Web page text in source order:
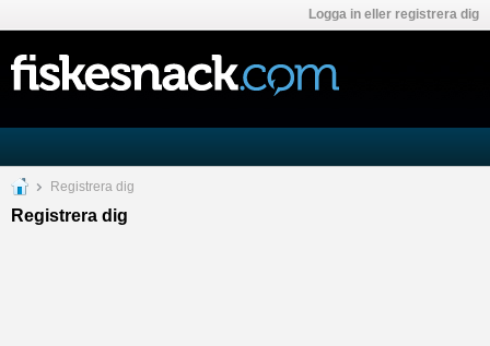
Logga in eller registrera dig
Registrera dig
Registrera dig